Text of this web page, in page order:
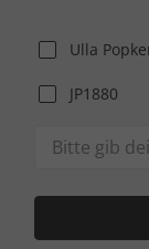
Ulla
JP1880